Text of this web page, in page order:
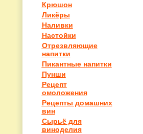
Крюшон
Ликёры
Наливки
Настойки
Отрезвляющие
напитки
Пикантные напитки
Пунши
Рецепт
омоложения
Рецепты домашних
вин
Сырьё для
виноделия